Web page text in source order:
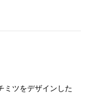
ミツをデザインした